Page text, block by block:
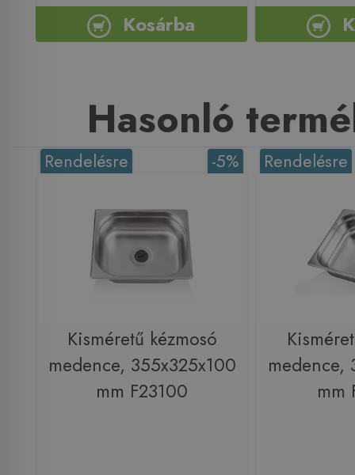
Kosárba
Hasonló
-5%
Rendelésre
Kisméretű kézmosó
medence, 355x325x100
mm F23100
Rendelésre
medence,
mm